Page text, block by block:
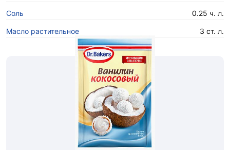
Соль 0.25 ч. л.
Масло растительное 3 ст. л.